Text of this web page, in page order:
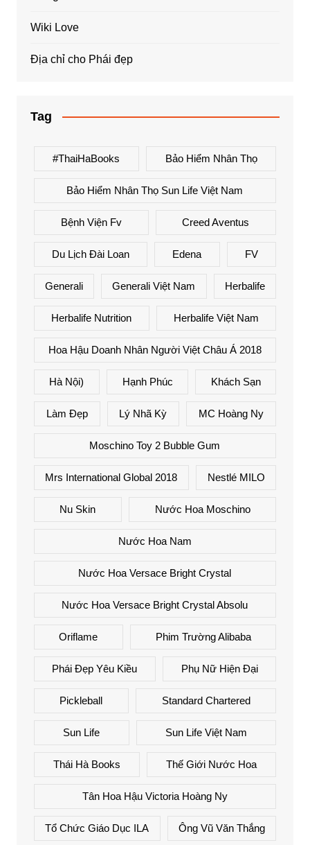
Wiki Love
Địa chỉ cho Phái đẹp
Tag
#ThaiHaBooks Bảo Hiểm Nhân Thọ
Bảo Hiểm Nhân Thọ Sun Life Việt Nam
Bệnh Viện Fv Creed Aventus
Du Lịch Đài Loan Edena FV
Generali Generali Việt Nam Herbalife
Herbalife Nutrition Herbalife Việt Nam
Hoa Hậu Doanh Nhân Người Việt Châu Á 2018
Hà Nội) Hạnh Phúc Khách Sạn
Làm Đẹp Lý Nhã Kỳ MC Hoàng Ny
Moschino Toy 2 Bubble Gum
Mrs International Global 2018 Nestlé MILO
Nu Skin Nước Hoa Moschino
Nước Hoa Nam
Nước Hoa Versace Bright Crystal
Nước Hoa Versace Bright Crystal Absolu
Oriflame Phim Trường Alibaba
Phái Đẹp Yêu Kiều Phụ Nữ Hiện Đại
Pickleball Standard Chartered
Sun Life Sun Life Việt Nam
Thái Hà Books Thế Giới Nước Hoa
Tân Hoa Hậu Victoria Hoàng Ny
Tổ Chức Giáo Dục ILA Ông Vũ Văn Thắng